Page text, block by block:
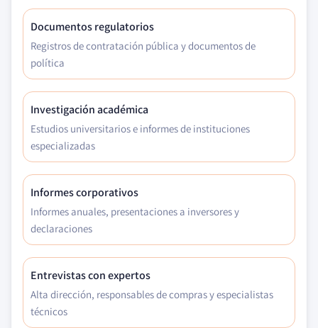
Documentos regulatorios
Registros de contratación pública y documentos de
política
Investigación académica
Estudios universitarios e informes de instituciones
especializadas
Informes corporativos
Informes anuales, presentaciones a inversores y
declaraciones
Entrevistas con expertos
Alta dirección, responsables de compras y especialistas
técnicos